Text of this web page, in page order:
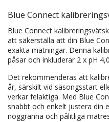
Blue Connect
Blue Connect
att säkerställa att din Blue
exakta mätningar. Denna
påsar och inkluderar 2 x pH
Det rekommenderas att
år, särskilt vid säsongsstart
verkar felaktiga. Med Blue
snabbt och enkelt justera din
noggranna och pålitliga